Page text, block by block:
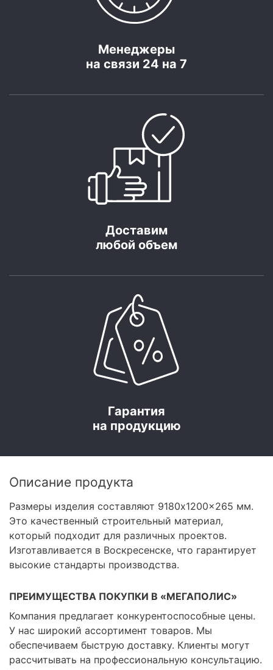
Менеджеры
на связи 24 на 7
Доставим
любой объем
Гарантия
на продукцию
Описание продукта
Размеры изделия составляют 9180x1200x265 мм.
Это качественный строительный материал,
который подходит для различных проектов.
Изготавливается в Воскресенске, что гарантирует
высокие стандарты производства.
ПРЕИМУЩЕСТВА ПОКУПКИ В «МЕГАПОЛИС»
Компания предлагает конкурентоспособные цены.
У нас широкий ассортимент товаров. Мы
обеспечиваем быструю доставку. Клиенты могут
рассчитывать на профессиональную консультацию.